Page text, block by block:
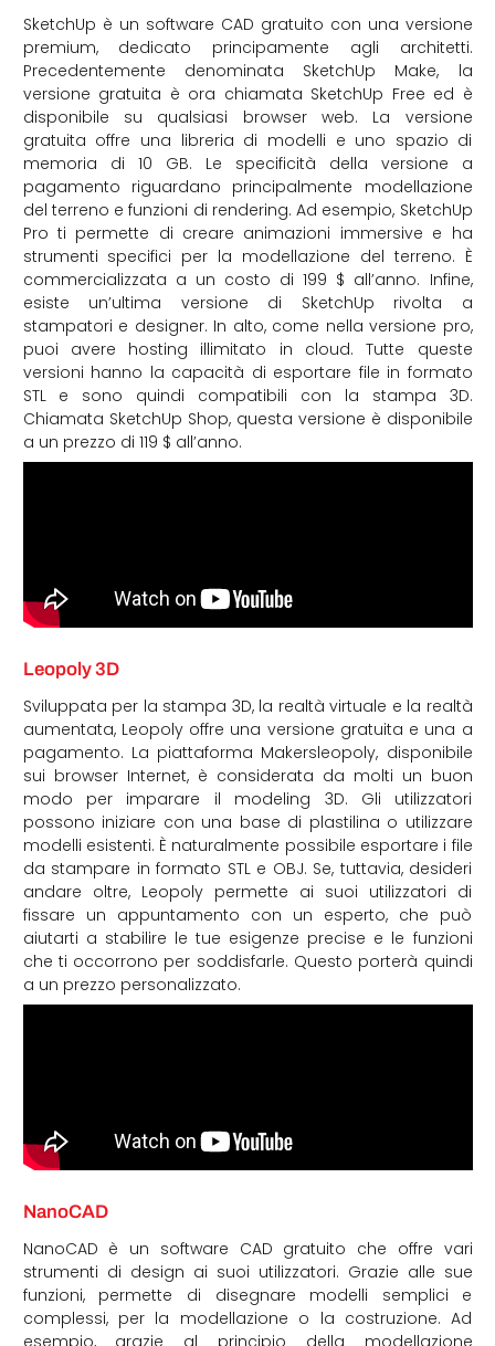
SketchUp è un software CAD gratuito con una versione
premium, dedicato principamente agli architetti.
Precedentemente denominata SketchUp Make, la
versione gratuita è ora chiamata SketchUp Free ed è
disponibile su qualsiasi browser web. La versione
gratuita offre una libreria di modelli e uno spazio di
memoria di 10 GB. Le specificità della versione a
pagamento riguardano principalmente modellazione
del terreno e funzioni di rendering. Ad esempio, SketchUp
Pro ti permette di creare animazioni immersive e ha
strumenti specifici per la modellazione del terreno. È
commercializzata a un costo di 199 $ all’anno. Infine,
esiste un’ultima versione di SketchUp rivolta a
stampatori e designer. In alto, come nella versione pro,
puoi avere hosting illimitato in cloud. Tutte queste
versioni hanno la capacità di esportare file in formato
STL e sono quindi compatibili con la stampa 3D.
Chiamata SketchUp Shop, questa versione è disponibile
a un prezzo di 119 $ all’anno.
Leopoly 3D
Sviluppata per la stampa 3D, la realtà virtuale e la realtà
aumentata, Leopoly offre una versione gratuita e una a
pagamento. La piattaforma Makersleopoly, disponibile
sui browser Internet, è considerata da molti un buon
modo per imparare il modeling 3D. Gli utilizzatori
possono iniziare con una base di plastilina o utilizzare
modelli esistenti. È naturalmente possibile esportare i file
da stampare in formato STL e OBJ. Se, tuttavia, desideri
andare oltre, Leopoly permette ai suoi utilizzatori di
fissare un appuntamento con un esperto, che può
aiutarti a stabilire le tue esigenze precise e le funzioni
che ti occorrono per soddisfarle. Questo porterà quindi
a un prezzo personalizzato.
NanoCAD
NanoCAD è un software CAD gratuito che offre vari
strumenti di design ai suoi utilizzatori. Grazie alle sue
funzioni, permette di disegnare modelli semplici e
complessi, per la modellazione o la costruzione. Ad
esempio, grazie al principio della modellazione